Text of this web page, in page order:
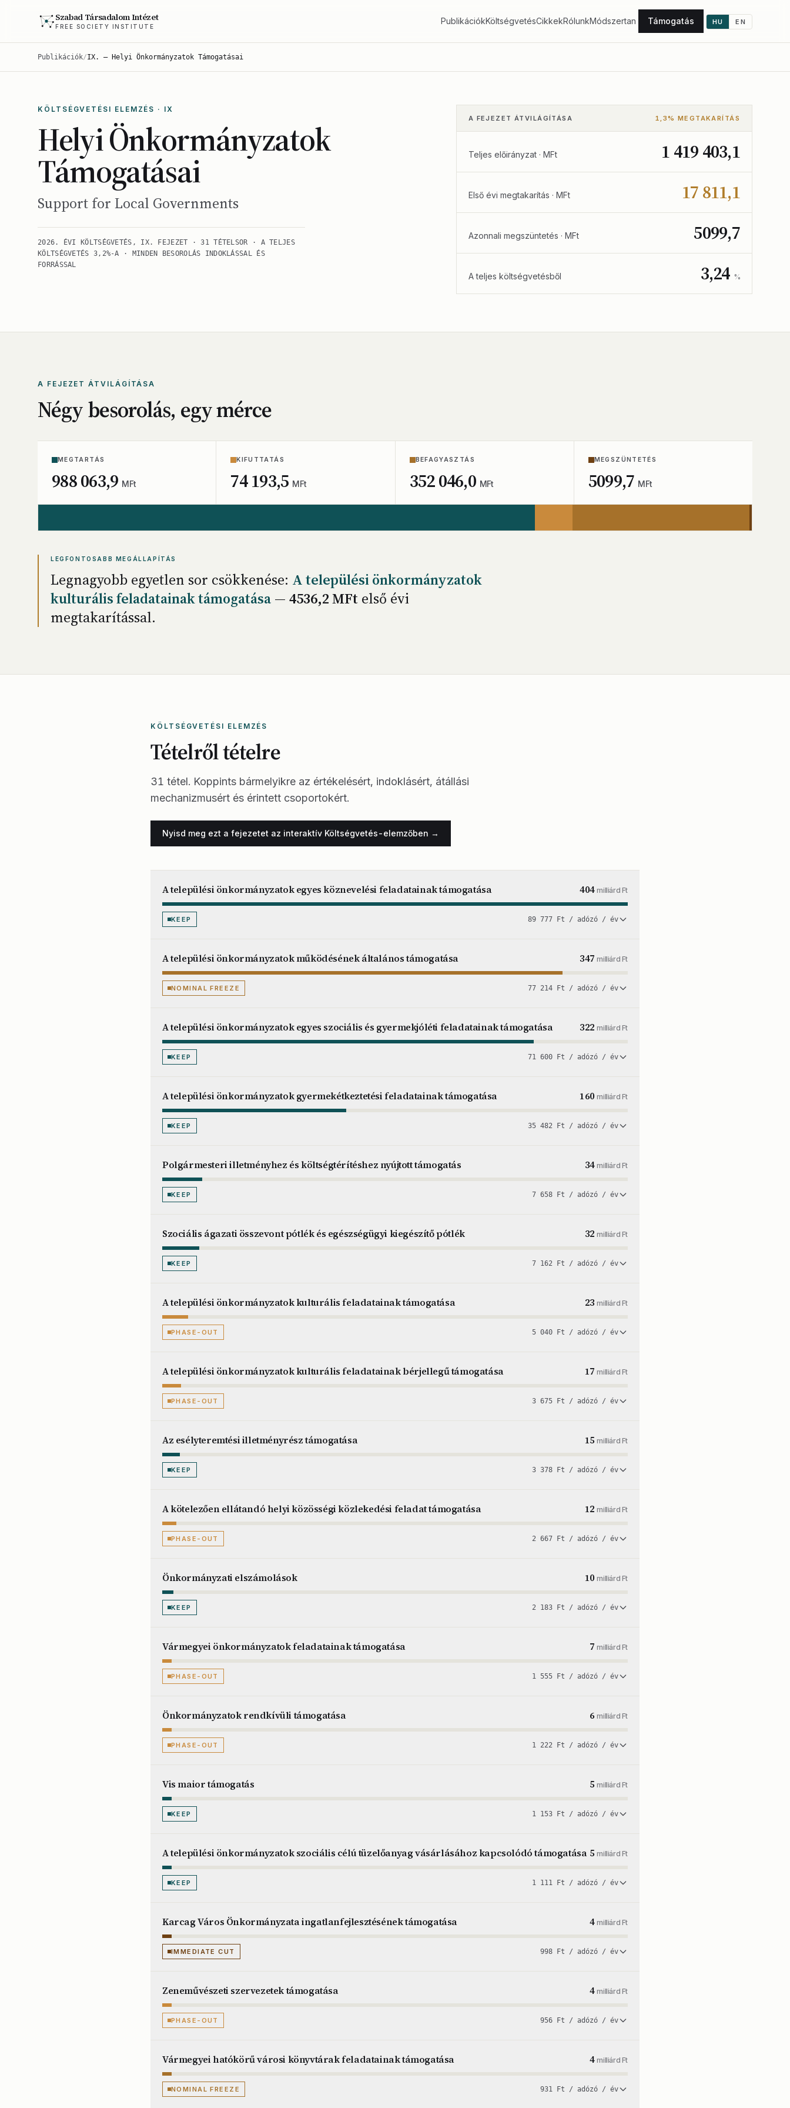
Szabad Társadalom Intézet
FREE SOCIETY INSTITUTE
PublikációkKöltségvetésCikkekRólunkMódszertan Támogatás HU EN
Publikációk/IX. — Helyi Önkormányzatok Támogatásai
KÖLTSÉGVETÉSI ELEMZÉS · IX
Helyi Önkormányzatok
Támogatásai
Support for Local Governments
2026. ÉVI KÖLTSÉGVETÉS, IX. FEJEZET · 31 TÉTELSOR · A TELJES
KÖLTSÉGVETÉS 3,2%-A · MINDEN BESOROLÁS INDOKLÁSSAL ÉS
FORRÁSSAL
A FEJEZET ÁTVILÁGÍTÁSA 1,3% MEGTAKARÍTÁS
Teljes előirányzat · MFt 1 419 403,1
Első évi megtakarítás · MFt 17 811,1
Azonnali megszüntetés · MFt 5099,7
A teljes költségvetésből 3,24 %
A FEJEZET ÁTVILÁGÍTÁSA
Négy besorolás, egy mérce
MEGTARTÁS
988 063,9 MFt
KIFUTTATÁS
74 193,5 MFt
BEFAGYASZTÁS
352 046,0 MFt
MEGSZÜNTETÉS
5099,7 MFt
LEGFONTOSABB MEGÁLLAPÍTÁS
Legnagyobb egyetlen sor csökkenése: A települési önkormányzatok
kulturális feladatainak támogatása — 4536,2 MFt első évi
megtakarítással.
KÖLTSÉGVETÉSI ELEMZÉS
Tételről tételre
31 tétel. Koppints bármelyikre az értékelésért, indoklásért, átállási
mechanizmusért és érintett csoportokért.
Nyisd meg ezt a fejezetet az interaktív Költségvetés-elemzőben →
A települési önkormányzatok egyes köznevelési feladatainak támogatása 404milliárd Ft
KEEP 89 777 Ft / adózó / év
A települési önkormányzatok működésének általános támogatása 347milliárd Ft
NOMINAL FREEZE 77 214 Ft / adózó / év
A települési önkormányzatok egyes szociális és gyermekjóléti feladatainak támogatása 322milliárd Ft
KEEP 71 600 Ft / adózó / év
A települési önkormányzatok gyermekétkeztetési feladatainak támogatása 160milliárd Ft
KEEP 35 482 Ft / adózó / év
Polgármesteri illetményhez és költségtérítéshez nyújtott támogatás 34milliárd Ft
KEEP 7 658 Ft / adózó / év
Szociális ágazati összevont pótlék és egészségügyi kiegészítő pótlék 32milliárd Ft
KEEP 7 162 Ft / adózó / év
A települési önkormányzatok kulturális feladatainak támogatása 23milliárd Ft
PHASE-OUT 5 040 Ft / adózó / év
A települési önkormányzatok kulturális feladatainak bérjellegű támogatása 17milliárd Ft
PHASE-OUT 3 675 Ft / adózó / év
Az esélyteremtési illetményrész támogatása 15milliárd Ft
KEEP 3 378 Ft / adózó / év
A kötelezően ellátandó helyi közösségi közlekedési feladat támogatása 12milliárd Ft
PHASE-OUT 2 667 Ft / adózó / év
Önkormányzati elszámolások 10milliárd Ft
KEEP 2 183 Ft / adózó / év
Vármegyei önkormányzatok feladatainak támogatása 7milliárd Ft
PHASE-OUT 1 555 Ft / adózó / év
Önkormányzatok rendkívüli támogatása 6milliárd Ft
PHASE-OUT 1 222 Ft / adózó / év
Vis maior támogatás 5milliárd Ft
KEEP 1 153 Ft / adózó / év
A települési önkormányzatok szociális célú tüzelőanyag vásárlásához kapcsolódó támogatása 5milliárd Ft
KEEP 1 111 Ft / adózó / év
Karcag Város Önkormányzata ingatlanfejlesztésének támogatása 4milliárd Ft
IMMEDIATE CUT 998 Ft / adózó / év
Zeneművészeti szervezetek támogatása 4milliárd Ft
PHASE-OUT 956 Ft / adózó / év
Vármegyei hatókörű városi könyvtárak feladatainak támogatása 4milliárd Ft
NOMINAL FREEZE 931 Ft / adózó / év